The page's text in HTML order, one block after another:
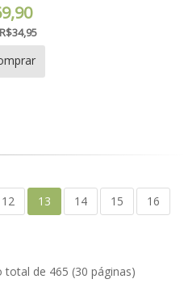
12 13 14 15
16
total de 465 (30 páginas)